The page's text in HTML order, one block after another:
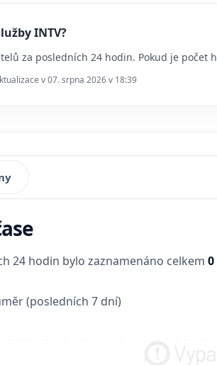
INTV?
za posledních 24 hodin. Pokud je počet
v 07. srpna 2026 v 18:39
24 hodin bylo zaznamenáno celkem
(posledních 7 dní)